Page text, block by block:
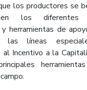
los productores se
en los diferentes
y herramientas de
las líneas
Incentivo a la